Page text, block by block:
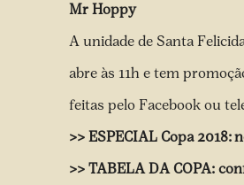
Mr Hoppy
A unidade de Santa
abre às 11h e tem
feitas pelo Facebook ou
>> ESPECIAL Copa 2018:
>> TABELA DA COPA: